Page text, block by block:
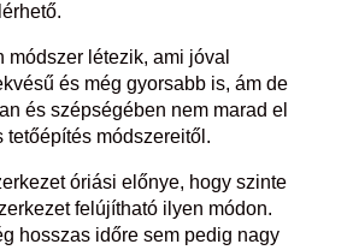
módszer létezik, ami jóval
és még gyorsabb is, ám de
és szépségében nem marad el
tetőépítés módszereitől.
óriási előnye, hogy szinte
felújítható ilyen módon.
hosszas időre sem pedig nagy